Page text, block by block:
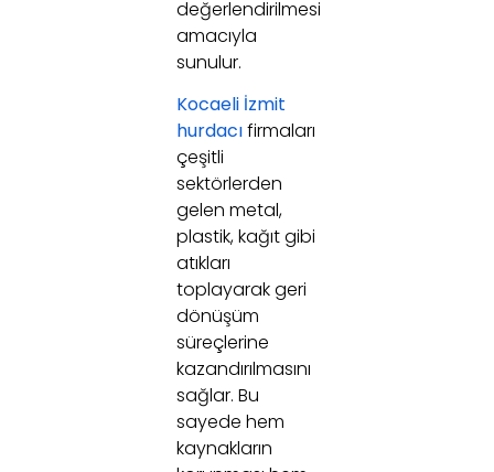
değerlendirilmesi
amacıyla
sunulur.
Kocaeli İzmit
hurdacıfirmaları
çeşitli
sektörlerden
gelen metal,
plastik, kağıt gibi
atıkları
toplayarak geri
dönüşüm
süreçlerine
kazandırılmasını
sağlar. Bu
sayede hem
kaynakların